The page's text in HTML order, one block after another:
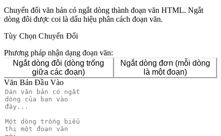
Chuyển đổi văn bản có ngắt dòng thành đoạn văn HTML. Ngắt
dòng đôi được coi là dấu hiệu phân cách đoạn văn.
Tùy Chọn Chuyển Đổi
Phương pháp nhận dạng đoạn văn:
Ngắt dòng đôi (dòng trống
giữa các đoạn)
Ngắt dòng đơn (mỗi dòng
là một đoạn)
Văn Bản Đầu Vào